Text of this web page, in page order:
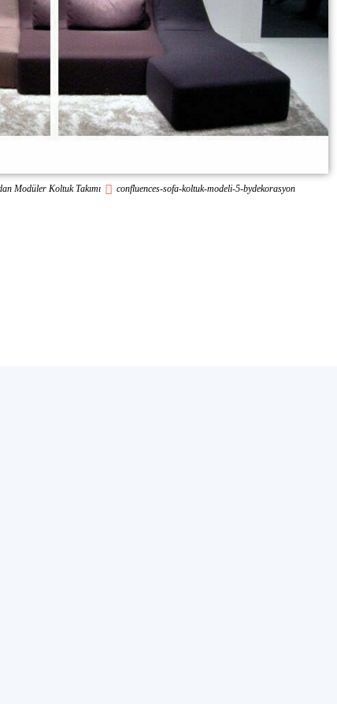
Modüler Koltuk Takımı confluences-sofa-koltuk-modeli-5-bydekorasyon